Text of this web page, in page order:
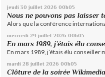
jeudi 30 juillet 2026 00h05
Nous ne pouvons pas laisser
Alors que la conférence
mercredi 29 juillet 2026 00h05
En mars 1989, j’étais élu
En mars 1989, j’étais élu conseiller
mardi 28 juillet 2026 00h05
Clôture de la soirée